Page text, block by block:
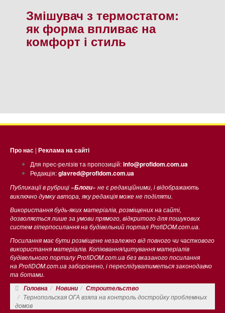
Змішувач з термостатом:
як форма впливає на
комфорт і стиль
Про нас | Реклама на сайті
Для прес-релізів та пропозицій:info@profidom.com.ua
Редакція:glavred@profidom.com.ua
Публикації в рубриці «Блоги» не є редакційними, і відображають
виключно думку автора, яку редакція може не поділяти.
Використання будь-яких матеріалів, розміщених на сайті,
дозволяється лише за умови прямого, відкритого для пошукових
систем гіперпосилання на будівельний портал ProfiDOM.com.ua.
Посилання має бути розміщене незалежно від повного чи часткового
використання матеріалів. Копіювання/цитування матеріалів
будівельного порталу ProfiDOM.com.ua без вказаного посилання
на ProfiDOM.com.ua заборонено, і переслідуватиметься законодавчо
та ботами.
Головна
Новини
Строительство
Тернопольская ОГА взяла на контроль достройку проблемных
домов